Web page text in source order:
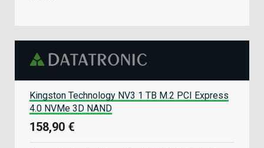
Kingston Technology NV3 1 TB M.2 PCI Express
4.0 NVMe 3D NAND
158,90 €